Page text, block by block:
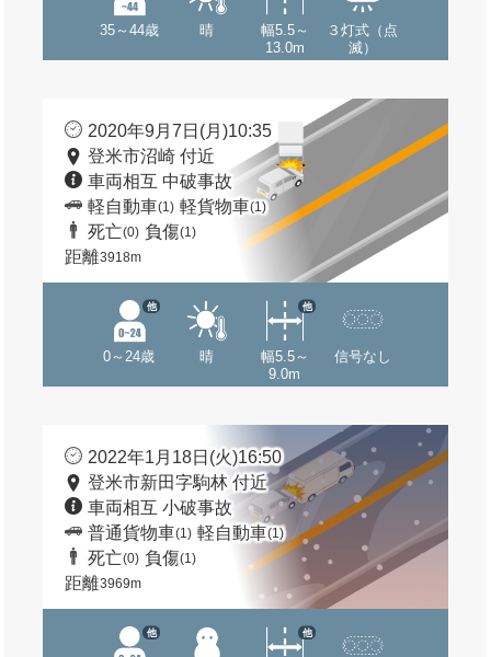
35～44歳 晴
幅5.5～
13.0m
３灯式（点
滅）
2020年9月7日(月)10:35
登米市沼崎 付近
車両相互 中破事故
軽自動車(1) 軽貨物車(1)
死亡(0) 負傷(1)
距離3918m
0～24歳
他
晴
幅5.5～
9.0m
他
信号なし
2022年1月18日(火)16:50
登米市新田字駒林 付近
車両相互 小破事故
普通貨物車(1) 軽自動車(1)
死亡(0) 負傷(1)
距離3969m
他 他